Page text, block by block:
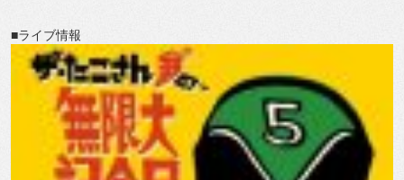
■ライブ情報